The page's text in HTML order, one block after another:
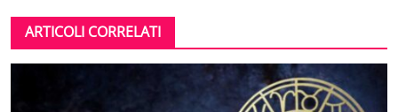
ARTICOLI CORRELATI